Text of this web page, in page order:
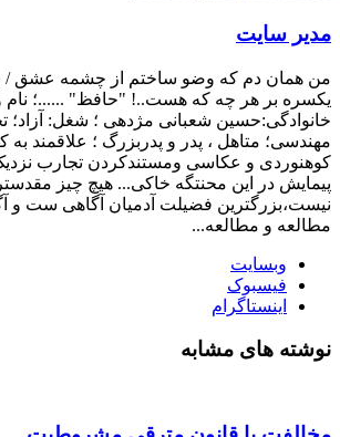
مدیر سایت
من همان دم که وضو ساختم از چشمه عشق /
یکسره بر هر چه که هست..! "حافظ" ......؛ نام
خانوادگی:حسین شعبانی مژدهی ؛ شغل: آزاد؛
مهندسی؛ متاهل ، پدر و پدربزرگ ؛ علاقمند
کوهنوردی و عکاسی ومستندکردن تجارب
پیمایش در این محنتگه خاکی... هیچ چیز
نیست،بزرگترین فضیلت آدمیان آگاهی ست و
مطالعه و مطالعه...
وبسایت
فیسبوک
اینستاگرام
نوشته های مشابه